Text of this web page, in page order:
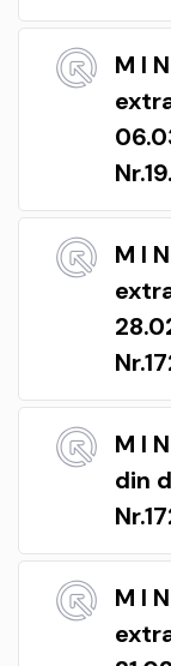
M I
M I
M I
din
M I